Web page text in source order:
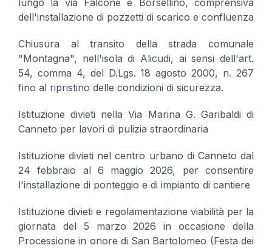
lungo la via Falcone e Borsellino, comprensiva
dell'installazione di pozzetti di scarico e confluenza
Chiusura al transito della strada comunale
"Montagna", nell'isola di Alicudi, ai sensi dell'art.
54, comma 4, del D.Lgs. 18 agosto 2000, n. 267
fino al ripristino delle condizioni di sicurezza.
Istituzione divieti nella Via Marina G. Garibaldi di
Canneto per lavori di pulizia straordinaria
Istituzione divieti nel centro urbano di Canneto dal
24 febbraio al 6 maggio 2026, per consentire
l'installazione di ponteggio e di impianto di cantiere
Istituzione divieti e regolamentazione viabilità per la
giornata del 5 marzo 2026 in occasione della
Processione in onore di San Bartolomeo (Festa dei